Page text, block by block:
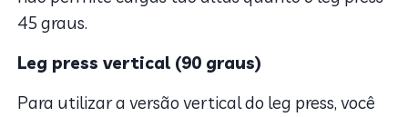
45 graus.
Leg press vertical (90 graus)
Para utilizar a versão vertical do leg press, você